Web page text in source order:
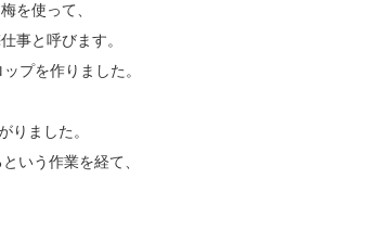
を使って、
事と呼びます。
プを作りました。
りました。
いう作業を経て、